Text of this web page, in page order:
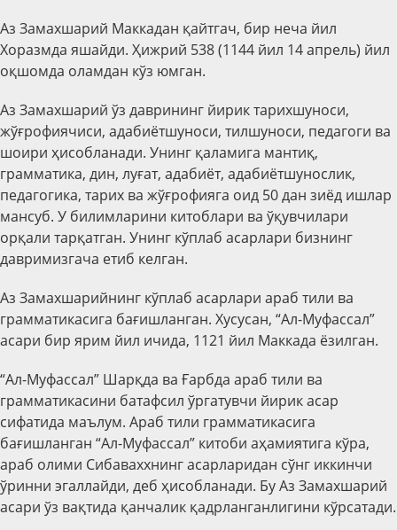
Аз Замахшарий Маккадан қайтгач, бир неча йил
Хоразмда яшайди. Ҳижрий 538 (1144 йил 14 апрель) йил
оқшомда оламдан кўз юмган.
Аз Замахшарий ўз даврининг йирик тарихшуноси,
жўғрофиячиси, адабиётшуноси, тилшуноси, педагоги ва
шоири ҳисобланади. Унинг қаламига мантиқ,
грамматика, дин, луғат, адабиёт, адабиётшунослик,
педагогика, тарих ва жўғрофияга оид 50 дан зиёд ишлар
мансуб. У билимларини китоблари ва ўқувчилари
орқали тарқатган. Унинг кўплаб асарлари бизнинг
давримизгача етиб келган.
Аз Замахшарийнинг кўплаб асарлари араб тили ва
грамматикасига бағишланган. Хусусан, “Ал-Муфассал”
асари бир ярим йил ичида, 1121 йил Маккада ёзилган.
“Ал-Муфассал” Шарқда ва Ғарбда араб тили ва
грамматикасини батафсил ўргатувчи йирик асар
сифатида маълум. Араб тили грамматикасига
бағишланган “Ал-Муфассал” китоби аҳамиятига кўра,
араб олими Сибаваххнинг асарларидан сўнг иккинчи
ўринни эгаллайди, деб ҳисобланади. Бу Аз Замахшарий
асари ўз вақтида қанчалик қадрланганлигини кўрсатади.